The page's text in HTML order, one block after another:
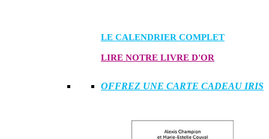
LE CALENDRIER COMPLET
LIRE NOTRE LIVRE D'OR
OFFREZ UNE CARTE CADEAU IRIS